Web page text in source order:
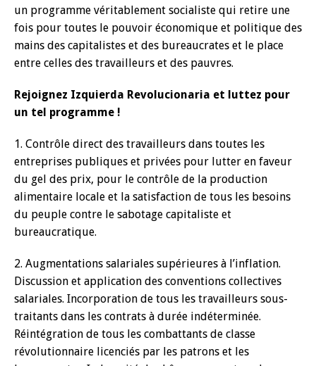
un programme véritablement socialiste qui retire une
fois pour toutes le pouvoir économique et politique des
mains des capitalistes et des bureaucrates et le place
entre celles des travailleurs et des pauvres.
Rejoignez Izquierda Revolucionaria et luttez pour
un tel programme !
1. Contrôle direct des travailleurs dans toutes les
entreprises publiques et privées pour lutter en faveur
du gel des prix, pour le contrôle de la production
alimentaire locale et la satisfaction de tous les besoins
du peuple contre le sabotage capitaliste et
bureaucratique.
2. Augmentations salariales supérieures à l’inflation.
Discussion et application des conventions collectives
salariales. Incorporation de tous les travailleurs sous-
traitants dans les contrats à durée indéterminée.
Réintégration de tous les combattants de classe
révolutionnaire licenciés par les patrons et les